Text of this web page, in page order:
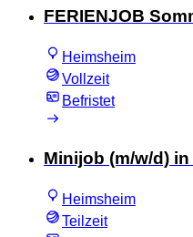
FERIENJOB
Heimsheim
Vollzeit
Befristet
Minijob (m/w/d)
Heimsheim
Teilzeit